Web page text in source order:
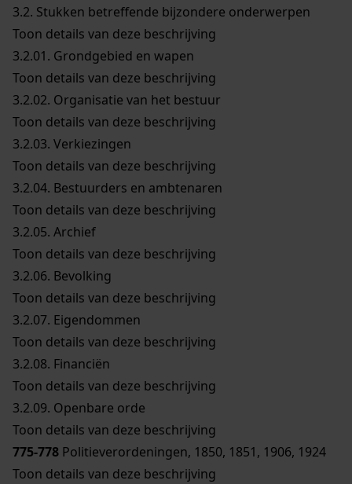
3.2. Stukken betreffende bijzondere onderwerpen
Toon details van deze beschrijving
3.2.01. Grondgebied en wapen
Toon details van deze beschrijving
3.2.02. Organisatie van het bestuur
Toon details van deze beschrijving
3.2.03. Verkiezingen
Toon details van deze beschrijving
3.2.04. Bestuurders en ambtenaren
Toon details van deze beschrijving
3.2.05. Archief
Toon details van deze beschrijving
3.2.06. Bevolking
Toon details van deze beschrijving
3.2.07. Eigendommen
Toon details van deze beschrijving
3.2.08. Financiën
Toon details van deze beschrijving
3.2.09. Openbare orde
Toon details van deze beschrijving
775-778 Politieverordeningen, 1850, 1851, 1906, 1924
Toon details van deze beschrijving